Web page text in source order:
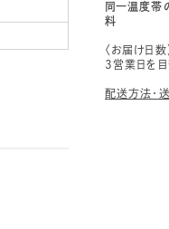
同一温度帯
料
〈お届け日数
3営業日を目
配送方法・